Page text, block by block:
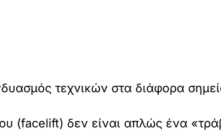
τεχνικών στα διάφορα
(facelift) δεν είναι απλώς ένα